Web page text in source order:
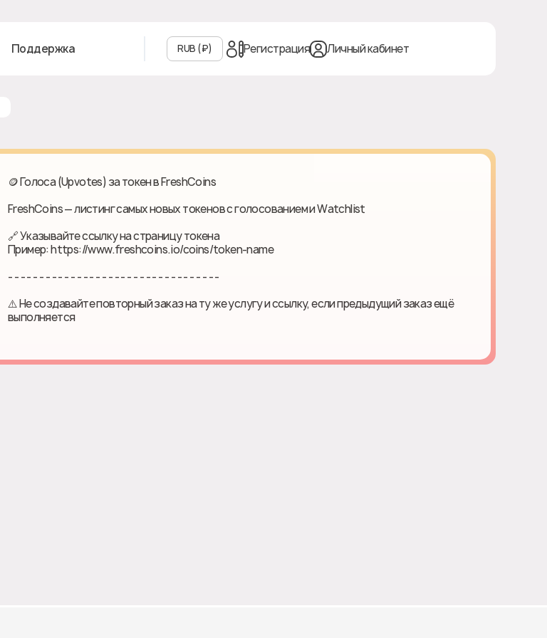
Поддержка RUB (₽‎) Регистрация Личный кабинет
🪙 Голоса (Upvotes) за токен в FreshCoins
FreshCoins — листинг самых новых токенов с голосованием и Watchlist
🔗 Указывайте ссылку на страницу токена
Пример: https://www.freshcoins.io/coins/token-name
- - - - - - - - - - - - - - - - - - - - - - - - - - - - - - - - - -
⚠️ Не создавайте повторный заказ на ту же услугу и ссылку, если предыдущий заказ ещё
выполняется